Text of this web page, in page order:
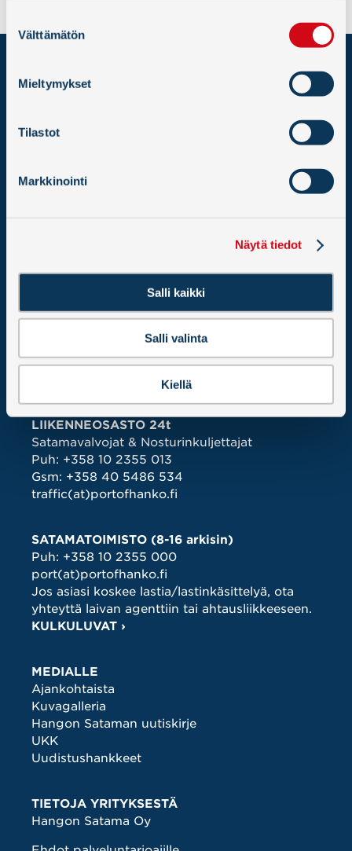
valinta
Välttämätön
Mieltymykset
Tilastot
Markkinointi
Näytä tiedot
Salli kaikki
Salli valinta
Kiellä
HANGÖ HAMN OY AB
Y-tunnus 2586251-2
Hangon Satama – Hangö Hamn Oy Ab
LIIKENNEOSASTO 24t
Satamavalvojat & Nosturinkuljettajat
Puh: +358 10 2355 013
Gsm: +358 40 5486 534
traffic(at)portofhanko.fi
SATAMATOIMISTO (8-16 arkisin)
Puh: +358 10 2355 000
port(at)portofhanko.fi
Jos asiasi koskee lastia/lastinkäsittelyä, ota
yhteyttä laivan agenttiin tai ahtausliikkeeseen.
KULKULUVAT ›
MEDIALLE
Ajankohtaista
Kuvagalleria
Hangon Sataman uutiskirje
UKK
Uudistushankkeet
TIETOJA YRITYKSESTÄ
Hangon Satama Oy